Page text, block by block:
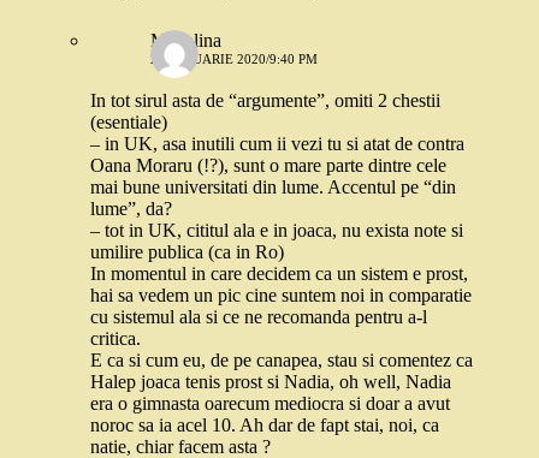
Madalina
22 IANUARIE 2020/9:40 PM
In tot sirul asta de “argumente”, omiti 2 chestii
(esentiale)
– in UK, asa inutili cum ii vezi tu si atat de contra
Oana Moraru (!?), sunt o mare parte dintre cele
mai bune universitati din lume. Accentul pe “din
lume”, da?
– tot in UK, cititul ala e in joaca, nu exista note si
umilire publica (ca in Ro)
In momentul in care decidem ca un sistem e prost,
hai sa vedem un pic cine suntem noi in comparatie
cu sistemul ala si ce ne recomanda pentru a-l
critica.
E ca si cum eu, de pe canapea, stau si comentez ca
Halep joaca tenis prost si Nadia, oh well, Nadia
era o gimnasta oarecum mediocra si doar a avut
noroc sa ia acel 10. Ah dar de fapt stai, noi, ca
natie, chiar facem asta ?